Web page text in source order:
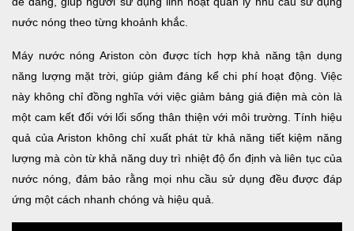
nước nóng theo từng khoảnh khắc.
Máy nước nóng Ariston còn được tích hợp khả năng tận dụng
năng lượng mặt trời, giúp giảm đáng kể chi phí hoạt động. Việc
này không chỉ đồng nghĩa với việc giảm bảng giá điện mà còn là
một cam kết đối với lối sống thân thiện với môi trường. Tính hiệu
quả của Ariston không chỉ xuất phát từ khả năng tiết kiệm năng
lượng mà còn từ khả năng duy trì nhiệt độ ổn định và liên tục của
nước nóng, đảm bảo rằng mọi nhu cầu sử dụng đều được đáp
ứng một cách nhanh chóng và hiệu quả.